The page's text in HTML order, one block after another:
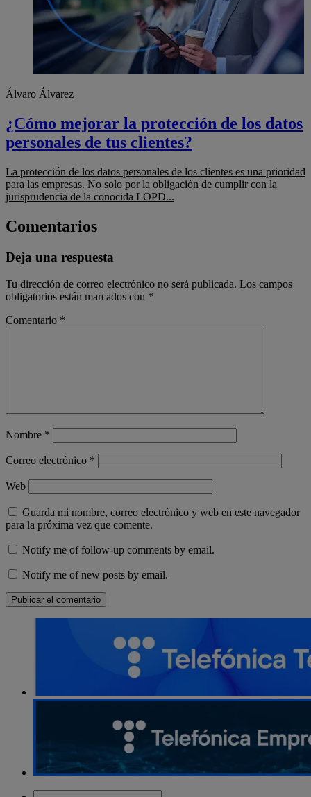
Álvaro Álvarez
¿Cómo mejorar la protección de los datos
personales de tus clientes?
La protección de los datos personales de los clientes es una prioridad
para las empresas. No solo por la obligación de cumplir con la
jurisprudencia de la conocida LOPD...
Comentarios
Deja una respuesta
Tu dirección de correo electrónico no será publicada. Los campos
obligatorios están marcados con *
Comentario *
Nombre *
Correo electrónico *
Web
Guarda mi nombre, correo electrónico y web en este navegador
para la próxima vez que comente.
Notify me of follow-up comments by email.
Notify me of new posts by email.